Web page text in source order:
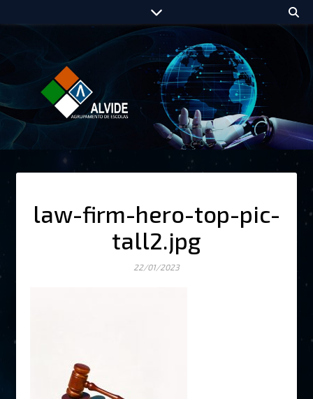
law-firm-hero-top-pic-
tall2.jpg
22/01/2023